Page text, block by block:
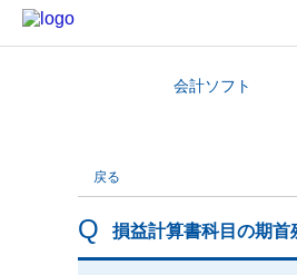
カテゴリから探す
会計ソフト
戻る
損益計算書科目の期首